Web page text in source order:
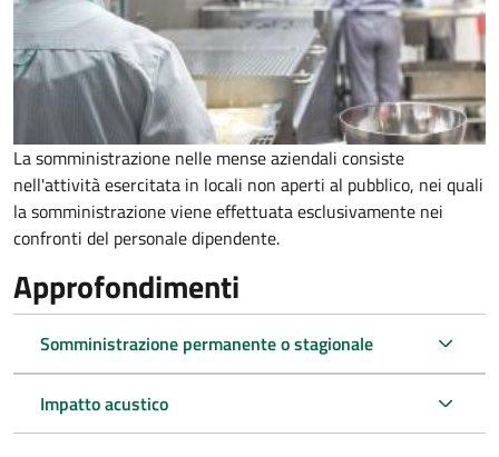
La somministrazione nelle mense aziendali consiste
nell'attività esercitata in locali non aperti al pubblico, nei quali
la somministrazione viene effettuata esclusivamente nei
confronti del personale dipendente.
Approfondimenti
Somministrazione permanente o stagionale
Impatto acustico